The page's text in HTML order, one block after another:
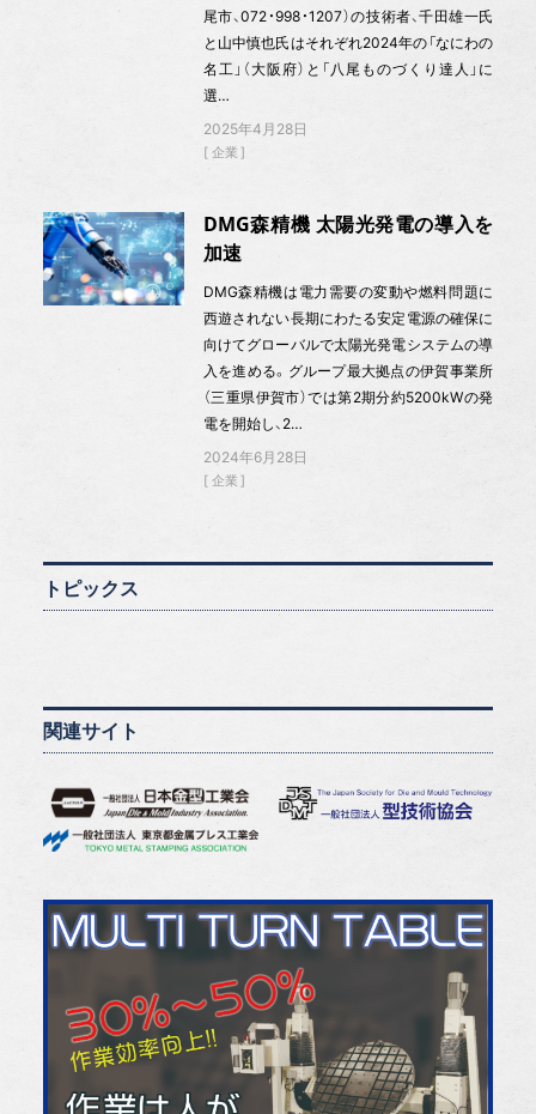
尾市、072・998・1207）の技術者、千田雄一氏
と山中慎也氏はそれぞれ2024年の「なにわの
名工」（大阪府）と「八尾ものづくり達人」に
選…
2025年4月28日
企業
DMG森精機 太陽光発電の導入を
加速
DMG森精機は電力需要の変動や燃料問題に
西遊されない長期にわたる安定電源の確保に
向けてグローバルで太陽光発電システムの導
入を進める。グループ最大拠点の伊賀事業所
（三重県伊賀市）では第2期分約5200kWの発
電を開始し、2…
2024年6月28日
企業
トピックス
関連サイト